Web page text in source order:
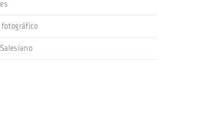
fotográfico